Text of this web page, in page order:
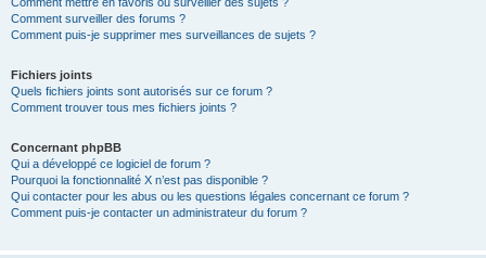
Comment surveiller des forums ?
Comment puis-je supprimer mes surveillances de sujets ?
Fichiers joints
Quels fichiers joints sont autorisés sur ce forum ?
Comment trouver tous mes fichiers joints ?
Concernant phpBB
Qui a développé ce logiciel de forum ?
Pourquoi la fonctionnalité X n’est pas disponible ?
Qui contacter pour les abus ou les questions légales concernant ce forum ?
Comment puis-je contacter un administrateur du forum ?